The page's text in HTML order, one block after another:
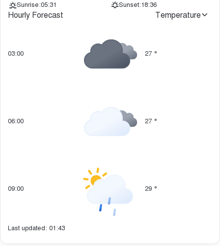
Sunrise:05:31 Sunset:18:36
Hourly Forecast Temperature
03:00 27 °
06:00 27 °
09:00 29 °
Last updated: 01:43